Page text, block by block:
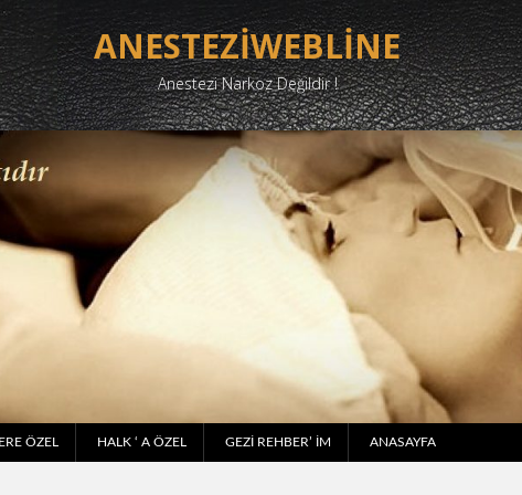
ANESTEZİWEBLİNE
Anestezi Narkoz Değildir !
ÖZEL HALK ‘ A ÖZEL GEZI REHBER’ IM ANASAYFA